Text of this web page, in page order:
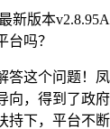
新版本
台吗？
答这个问题！
向，得到了政
持下，平台不